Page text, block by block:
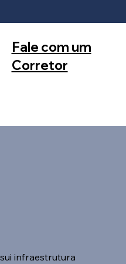
Fale com um
Corretor
infraestrutura